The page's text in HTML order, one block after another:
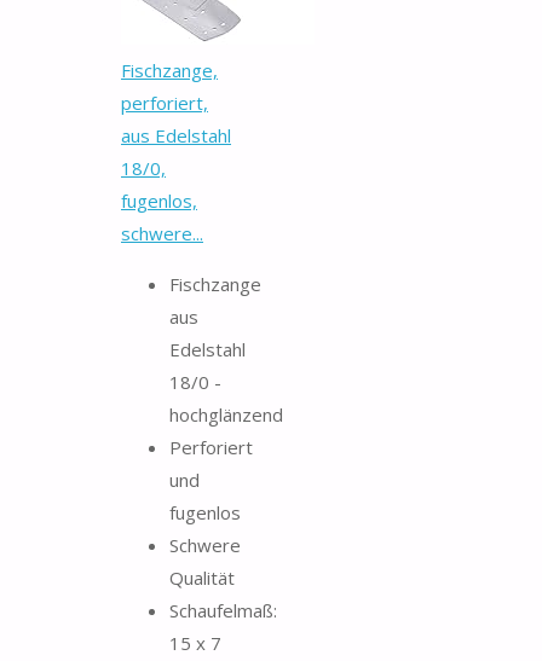
Fischzange,
perforiert,
aus Edelstahl
18/0,
fugenlos,
schwere...
Fischzange
aus
Edelstahl
18/0 -
hochglänzend
Perforiert
und
fugenlos
Schwere
Qualität
Schaufelmaß:
15 x 7